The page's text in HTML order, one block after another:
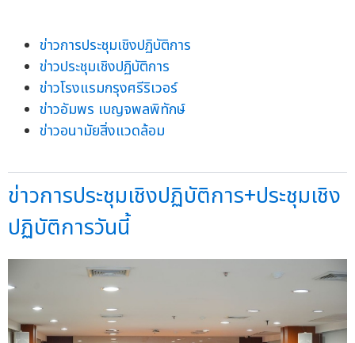
ข่าวการประชุมเชิงปฏิบัติการ
ข่าวประชุมเชิงปฏิบัติการ
ข่าวโรงแรมกรุงศรีริเวอร์
ข่าวอัมพร เบญจพลพิทักษ์
ข่าวอนามัยสิ่งแวดล้อม
ข่าวการประชุมเชิงปฏิบัติการ+ประชุมเชิง
ปฏิบัติการวันนี้